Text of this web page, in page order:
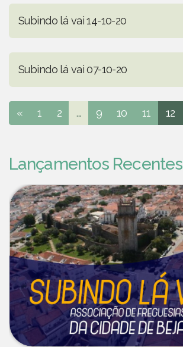
Subindo lá vai 14-10-20
Subindo lá vai 07-10-20
« 1 2 ... 9 10 11 12
Lançamentos Recentes